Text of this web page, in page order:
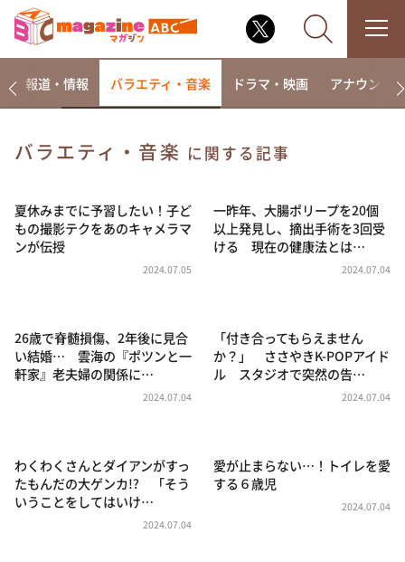
相席食堂
これ余談なんですけど・・・
～人生密着トークバラエティ！～ やすとものいたっ
news おかえり
河合＆A.B.C-Z塚田×福井アナ「なんでやねん！？」
（news おかえり）
朝だ！生です旅サラダ
教えて！ニュースライブ 正義のミカタ
報道・情報 バラエティ・音楽 ドラマ・映画 アナウンサー
バラエティ・音楽 に関する記事
夏休みまでに予習したい！子ど
もの撮影テクをあのキャメラマ
ンが伝授
2024.07.05
一昨年、大腸ポリープを20個
以上発見し、摘出手術を3回受
ける 現在の健康法とは…
2024.07.04
26歳で脊髄損傷、2年後に見合
い結婚… 雲海の『ポツンと一
軒家』老夫婦の関係に…
2024.07.04
「付き合ってもらえません
か？」 ささやきK-POPアイド
ル スタジオで突然の告…
2024.07.04
わくわくさんとダイアンがすっ
たもんだの大ゲンカ!? 「そう
いうことをしてはいけ…
2024.07.04
愛が止まらない…！トイレを愛
する６歳児
2024.07.04